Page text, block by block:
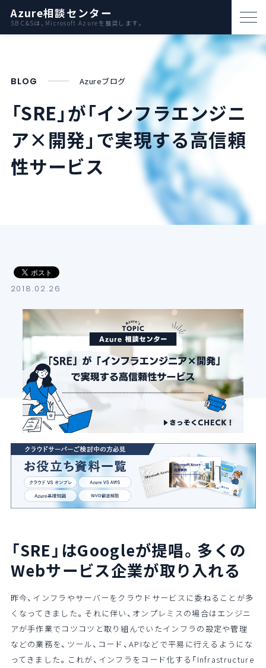
Azure相談センター
SB C&Sは、Microsoft Azureを推奨します。
パートナー支援
資料ダウンロード
お問い合わせ
Azureとは
AWS比較
ブログ
イベント・セミナー
よくある質問
SB C&Sの強み
BLOG Azureブログ
「SRE」が「インフラエンジニ
ア×開発」で実現する高信頼
性サービス
2018.02.26
「SRE」はGoogleが提唱。 多くの
Webサービス企業が取り入れる
昨今、インフラやサーバーをクラウドサービスに委ねることが多
くなってきました。それに伴い、オンプレミスの場合はエンジニ
アが手作業でコツコツと取り組んでいたインフラの設定や管理
などの業務を、ツール、コード、APIなどで平易に行えるようにな
ってきました。これが、インフラをコード化する「Infrastructure